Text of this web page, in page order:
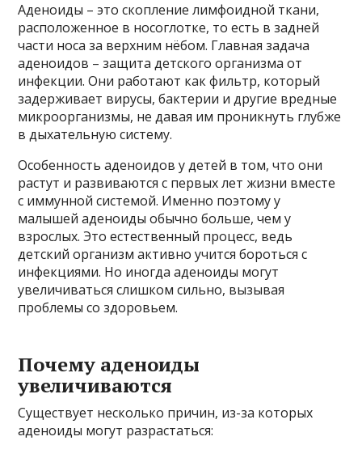
Аденоиды – это скопление лимфоидной ткани,
расположенное в носоглотке, то есть в задней
части носа за верхним нёбом. Главная задача
аденоидов – защита детского организма от
инфекции. Они работают как фильтр, который
задерживает вирусы, бактерии и другие вредные
микроорганизмы, не давая им проникнуть глубже
в дыхательную систему.
Особенность аденоидов у детей в том, что они
растут и развиваются с первых лет жизни вместе
с иммунной системой. Именно поэтому у
малышей аденоиды обычно больше, чем у
взрослых. Это естественный процесс, ведь
детский организм активно учится бороться с
инфекциями. Но иногда аденоиды могут
увеличиваться слишком сильно, вызывая
проблемы со здоровьем.
Почему аденоиды
увеличиваются
Существует несколько причин, из-за которых
аденоиды могут разрастаться: